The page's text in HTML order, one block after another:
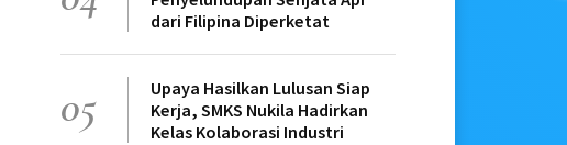
dari Filipina Diperketat
05
Upaya Hasilkan Lulusan Siap
Kerja, SMKS Nukila Hadirkan
Kelas Kolaborasi Industri